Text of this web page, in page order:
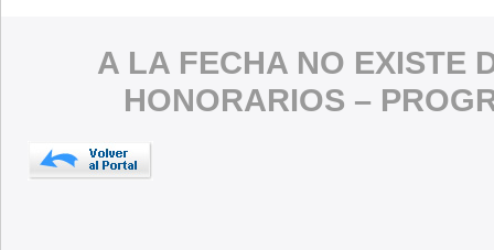
A LA FECHA NO EXISTE
HONORARIOS –